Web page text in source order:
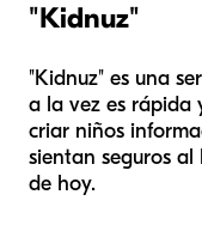
"Kidnuz"
"Kidnuz" es una
a la vez es rápida
criar niños
sientan seguros
de hoy.